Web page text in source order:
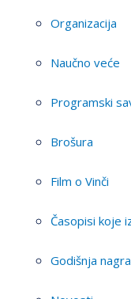
Organizacija
Naučno veće
Programski
Brošura
Film o Vinči
Časopisi koje
Godišnja